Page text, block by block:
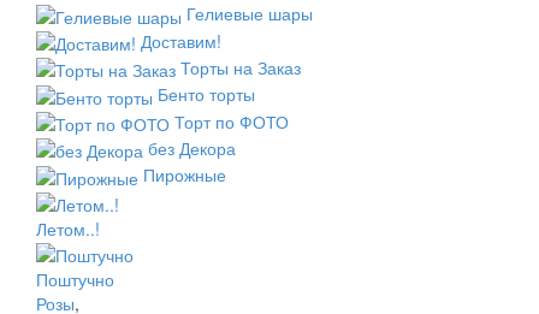
Гелиевые шары
Доставим!
Торты на Заказ
Бенто торты
Торт по ФОТО
без Декора
Пирожные
Летом..!
Поштучно
Розы,